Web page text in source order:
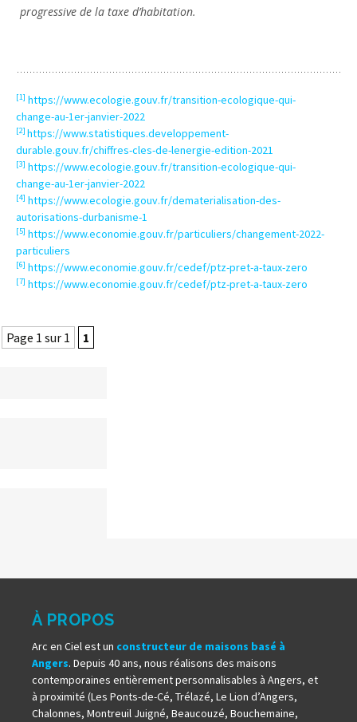
progressive de la taxe d’habitation.
[1] https://www.ecologie.gouv.fr/transition-ecologique-qui-
change-au-1er-janvier-2022
[2] https://www.statistiques.developpement-
durable.gouv.fr/chiffres-cles-de-lenergie-edition-2021
[3] https://www.ecologie.gouv.fr/transition-ecologique-qui-
change-au-1er-janvier-2022
[4] https://www.ecologie.gouv.fr/dematerialisation-des-
autorisations-durbanisme-1
[5] https://www.economie.gouv.fr/particuliers/changement-2022-
particuliers
[6] https://www.economie.gouv.fr/cedef/ptz-pret-a-taux-zero
[7] https://www.economie.gouv.fr/cedef/ptz-pret-a-taux-zero
Page 1 sur 1 1
À PROPOS
Arc en Ciel est un constructeur de maisons basé à
Angers. Depuis 40 ans, nous réalisons des maisons
contemporaines entièrement personnalisables à Angers, et
à proximité (Les Ponts-de-Cé, Trélazé, Le Lion d’Angers,
Chalonnes, Montreuil Juigné, Beaucouzé, Bouchemaine,